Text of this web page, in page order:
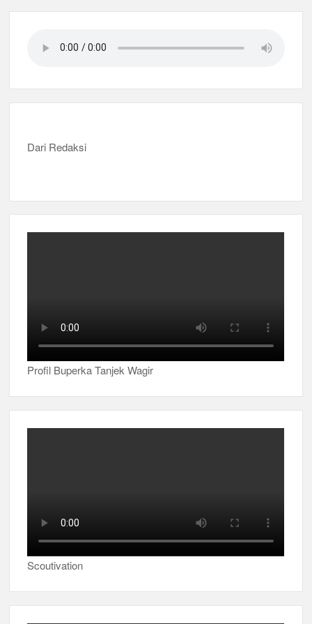
Dari Redaksi
Profil Buperka Tanjek Wagir
Scoutivation